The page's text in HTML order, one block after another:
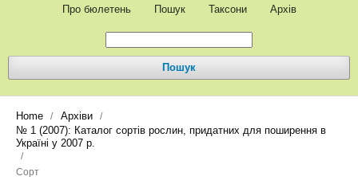
Про бюлетень Пошук Таксони Архів
Пошук
Home / Архіви /
№ 1 (2007): Каталог сортів рослин, придатних для поширення в
Україні у 2007 р.
/
Сорт